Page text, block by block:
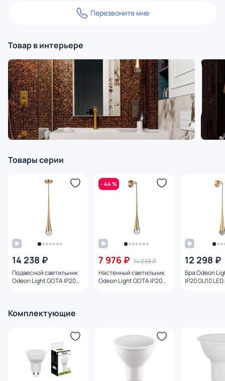
Перезвоните мне
Товар в интерьере
Товары серии
14 238 ₽
Подвесной светильник
Odeon Light GOTA IP20
- 44 %
7 976 ₽ 14 238 ₽
Настенный светильник
Odeon Light GOTA IP20
12 298 ₽
Бра Odeon
IP20 GU10
Комплектующие